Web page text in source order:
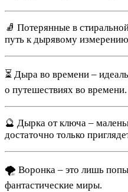
🧦 Потерянные в
путь к дырявому
⏳ Дыра во времени –
о путешествиях во времени.
🔮 Дырка от ключа –
достаточно только
🌪️ Воронка – это лишь
фантастические миры.